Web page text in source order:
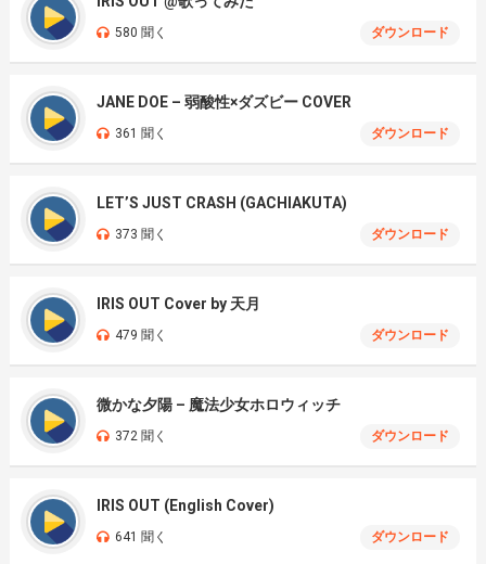
580 聞く ダウンロード
JANE DOE – 弱酸性×ダズビー COVER
361 聞く ダウンロード
LET’S JUST CRASH (GACHIAKUTA)
373 聞く ダウンロード
IRIS OUT Cover by 天月
479 聞く ダウンロード
微かな夕陽 – 魔法少女ホロウィッチ
372 聞く ダウンロード
IRIS OUT (English Cover)
641 聞く ダウンロード